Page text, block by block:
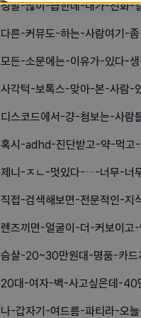
정말-많이-급한데-내가-전화-
다른-커뮤도-하는-사람여기-
모든-소문에는-이유가-있다-
사각턱-보톡스-맞아-본-사람
디스코드에서-걍-첨보는-사
혹시-adhd-진단받고-약-먹
제니-ㅈㄴ-멋있다-…-너무-
직접-검색해보면-전문적인-
렌즈끼면-얼굴이-더-커보이
슴살-20~30만원대-명품-카
20대-여자-백-사고싶은데-
나-갑자기-여드름-파티라-오